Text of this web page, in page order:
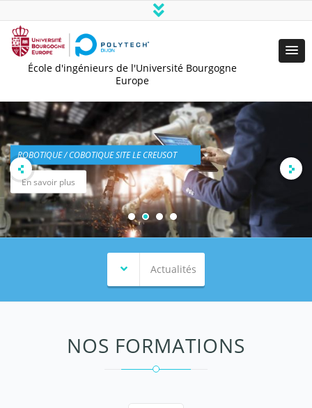
École d'ingénieurs de l'Université Bourgogne
Europe
ROBOTIQUE / COBOTIQUE SITE LE CREUSOT
En savoir plus
Actualités
NOS FORMATIONS